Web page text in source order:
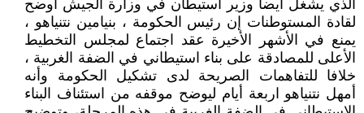
الذي يشغل ايضا وزير استيطان في وزارة الجيش أوضح
لقادة المستوطنات إن رئيس الحكومة ، بنيامين نتنياهو ،
يمنع في الأشهر الأخيرة عقد اجتماع لمجلس التخطيط
الأعلى للمصادقة على بناء استيطاني في الضفة الغربية ،
خلافا للتفاهمات الصريحة لدى تشكيل الحكومة وأنه
أمهل نتنياهو اربعة أيام ليوضح موقفه من استئناف البناء